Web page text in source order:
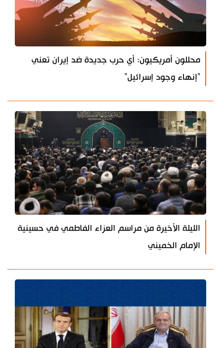
محللون أمريكيون: أي حرب جديدة ضد إيران تعني
"إنهاء وجود إسرائيل"
الليلة الأخيرة من مراسم العزاء الفاطمي في حسينية
الإمام الخميني